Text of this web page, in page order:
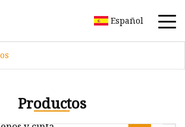
Español
Productos
de PE con frutos